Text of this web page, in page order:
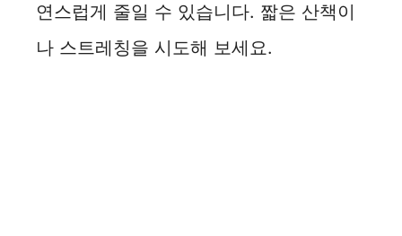
연스럽게 줄일 수 있습니다. 짧은 산책이
나 스트레칭을 시도해 보세요.